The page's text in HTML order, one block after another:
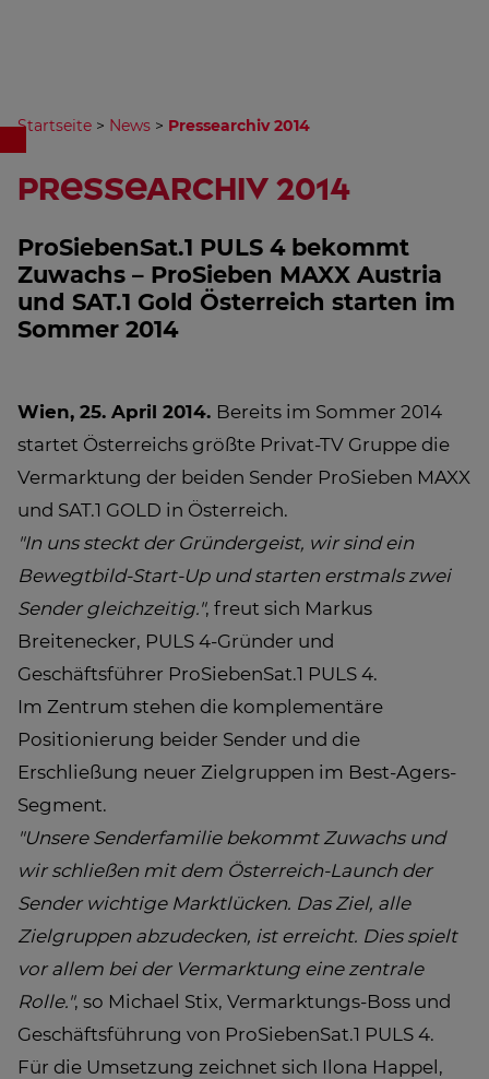
Startseite > News > Pressearchiv 2014
Pressearchiv 2014
ProSiebenSat.1 PULS 4 bekommt
Zuwachs – ProSieben MAXX Austria
und SAT.1 Gold Österreich starten im
Sommer 2014
Wien, 25. April 2014. Bereits im Sommer 2014
startet Österreichs größte Privat-TV Gruppe die
Vermarktung der beiden Sender ProSieben MAXX
und SAT.1 GOLD in Österreich.
"In uns steckt der Gründergeist, wir sind ein
Bewegtbild-Start-Up und starten erstmals zwei
Sender gleichzeitig.", freut sich Markus
Breitenecker, PULS 4-Gründer und
Geschäftsführer ProSiebenSat.1 PULS 4.
Im Zentrum stehen die komplementäre
Positionierung beider Sender und die
Erschließung neuer Zielgruppen im Best-Agers-
Segment.
"Unsere Senderfamilie bekommt Zuwachs und
wir schließen mit dem Österreich-Launch der
Sender wichtige Marktlücken. Das Ziel, alle
Zielgruppen abzudecken, ist erreicht. Dies spielt
vor allem bei der Vermarktung eine zentrale
Rolle.", so Michael Stix, Vermarktungs-Boss und
Geschäftsführung von ProSiebenSat.1 PULS 4.
Für die Umsetzung zeichnet sich Ilona Happel,